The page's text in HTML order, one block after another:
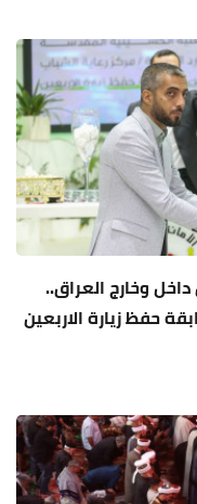
مشترك من داخل وخارج العراق..
حفظ زيارة الاربعين